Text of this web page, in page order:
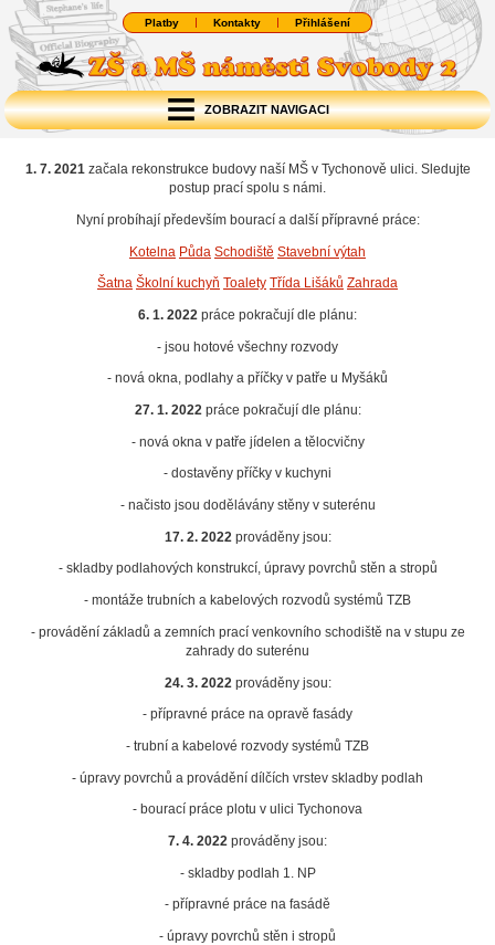
Platby Kontakty Přihlášení
ZOBRAZIT NAVIGACI
1. 7. 2021 začala rekonstrukce budovy naší MŠ v Tychonově ulici. Sledujte
postup prací spolu s námi.
Nyní probíhají především bourací a další přípravné práce:
Kotelna Půda Schodiště Stavební výtah
Šatna Školní kuchyň Toalety Třída Lišáků Zahrada
6. 1. 2022 práce pokračují dle plánu:
- jsou hotové všechny rozvody
- nová okna, podlahy a příčky v patře u Myšáků
27. 1. 2022 práce pokračují dle plánu:
- nová okna v patře jídelen a tělocvičny
- dostavěny příčky v kuchyni
- načisto jsou dodělávány stěny v suterénu
17. 2. 2022 prováděny jsou:
- skladby podlahových konstrukcí, úpravy povrchů stěn a stropů
- montáže trubních a kabelových rozvodů systémů TZB
- provádění základů a zemních prací venkovního schodiště na v stupu ze
zahrady do suterénu
24. 3. 2022 prováděny jsou:
- přípravné práce na opravě fasády
- trubní a kabelové rozvody systémů TZB
- úpravy povrchů a provádění dílčích vrstev skladby podlah
- bourací práce plotu v ulici Tychonova
7. 4. 2022 prováděny jsou:
- skladby podlah 1. NP
- přípravné práce na fasádě
- úpravy povrchů stěn i stropů